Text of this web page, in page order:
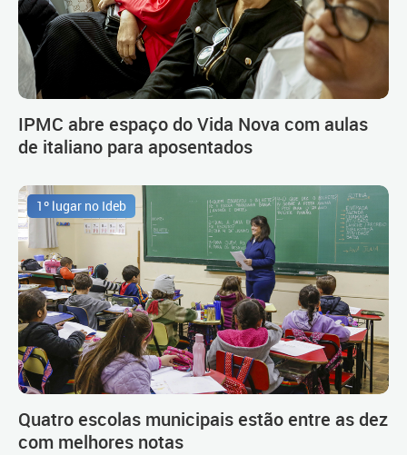
IPMC abre espaço do Vida Nova com aulas
de italiano para aposentados
1º lugar no Ideb
Quatro escolas municipais estão entre as dez
com melhores notas